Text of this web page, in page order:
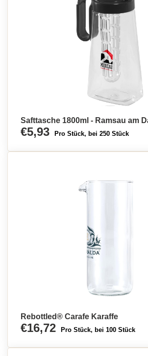
Safttasche 1800ml - Ramsau am
€5,93 Pro Stück, bei 250 Stück
Rebottled® Carafe Karaffe
€16,72 Pro Stück, bei 100 Stück